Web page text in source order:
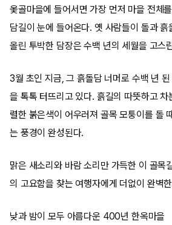
옻골마을에 들어서면 가장 먼저 마을 전체
담길이 눈에 들어온다. 옛 사람들이 돌과
올린 투박한 담장은 수백 년의 세월을 고스
3월 초인 지금, 그 흙돌담 너머로 수백 년
을 톡톡 터뜨리고 있다. 흙길의 따뜻하고
렬한 붉은색이 어우러져 골목 모퉁이를 돌
는 풍경이 완성된다.
맑은 새소리와 바람 소리만 가득한 이 골목
의 고요함을 찾는 여행자에게 더없이 완벽
낮과 밤이 모두 아름다운 400년 한옥마을